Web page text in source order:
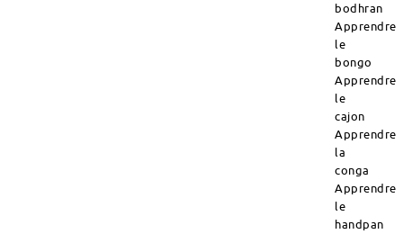
bodhran
Apprendre
le
bongo
Apprendre
le
cajon
Apprendre
la
conga
Apprendre
le
handpan